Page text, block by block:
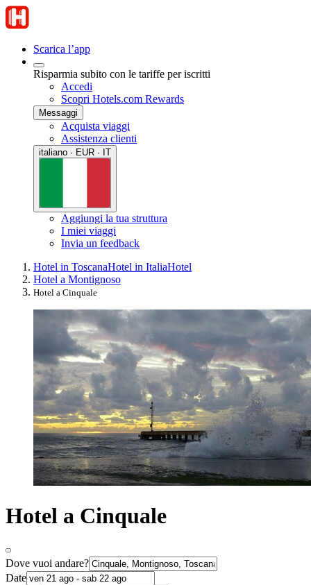
Scarica l’app
Risparmia subito con le tariffe per iscritti
Accedi
Scopri Hotels.com Rewards
Messaggi
Acquista viaggi
Assistenza clienti
italiano · EUR · IT
Aggiungi la tua struttura
I miei viaggi
Invia un feedback
Hotel in ToscanaHotel in ItaliaHotel
Hotel a Montignoso
Hotel a Cinquale
Hotel a Cinquale
Dove vuoi andare?
Date